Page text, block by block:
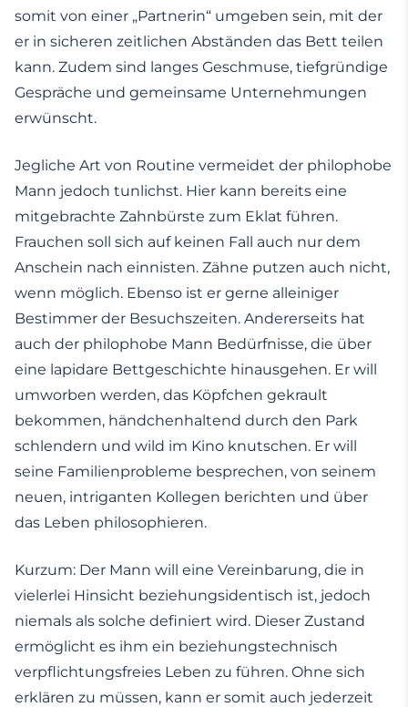
somit von einer „Partnerin“ umgeben sein, mit der
er in sicheren zeitlichen Abständen das Bett teilen
kann. Zudem sind langes Geschmuse, tiefgründige
Gespräche und gemeinsame Unternehmungen
erwünscht.
Jegliche Art von Routine vermeidet der philophobe
Mann jedoch tunlichst. Hier kann bereits eine
mitgebrachte Zahnbürste zum Eklat führen.
Frauchen soll sich auf keinen Fall auch nur dem
Anschein nach einnisten. Zähne putzen auch nicht,
wenn möglich. Ebenso ist er gerne alleiniger
Bestimmer der Besuchszeiten. Andererseits hat
auch der philophobe Mann Bedürfnisse, die über
eine lapidare Bettgeschichte hinausgehen. Er will
umworben werden, das Köpfchen gekrault
bekommen, händchenhaltend durch den Park
schlendern und wild im Kino knutschen. Er will
seine Familienprobleme besprechen, von seinem
neuen, intriganten Kollegen berichten und über
das Leben philosophieren.
Kurzum: Der Mann will eine Vereinbarung, die in
vielerlei Hinsicht beziehungsidentisch ist, jedoch
niemals als solche definiert wird. Dieser Zustand
ermöglicht es ihm ein beziehungstechnisch
verpflichtungsfreies Leben zu führen. Ohne sich
erklären zu müssen, kann er somit auch jederzeit